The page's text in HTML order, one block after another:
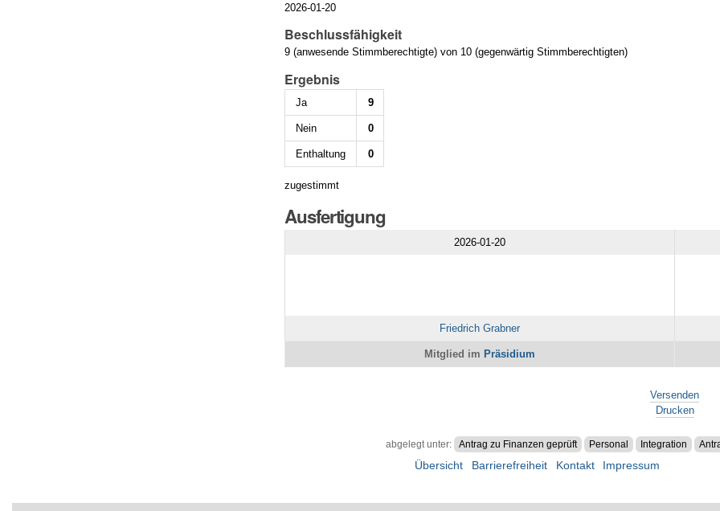
2026-01-20
Beschlussfähigkeit
9 (anwesende Stimmberechtigte) von 10 (gegenwärtig Stimmberechtigten)
Ergebnis
Ja 9
Nein 0
Enthaltung 0
zugestimmt
Ausfertigung
2026-01-20
Friedrich Grabner
Mitglied imPräsidium
Versenden
Drucken
abgelegt unter: Antrag zu Finanzen geprüft Personal Integration
Übersicht Barrierefreiheit Kontakt Impressum